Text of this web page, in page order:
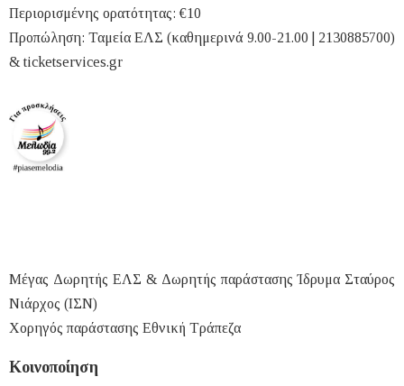
Περιορισμένης ορατότητας: €10
Προπώληση: Ταμεία ΕΛΣ (καθημερινά 9.00-21.00 | 2130885700)
& ticketservices.gr
Μέγας Δωρητής ΕΛΣ & Δωρητής παράστασης Ίδρυμα Σταύρος
Νιάρχος (ΙΣΝ)
Χορηγός παράστασης Εθνική Τράπεζα
Κοινοποίηση